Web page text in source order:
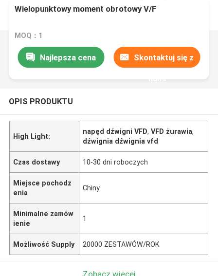
Wielopunktowy moment obrotowy V/F
MOQ：1
Najlepsza cena Skontaktuj się z
nami
OPIS PRODUKTU
High Light:
napęd dźwigni VFD,VFD żurawia,
dźwignia dźwignia vfd
Czas dostawy 10-30 dni roboczych
Miejsce pochodz
enia
Chiny
Minimalne zamów
ienie
1
Możliwość Supply 20000 ZESTAWÓW/ROK
Zobacz więcej